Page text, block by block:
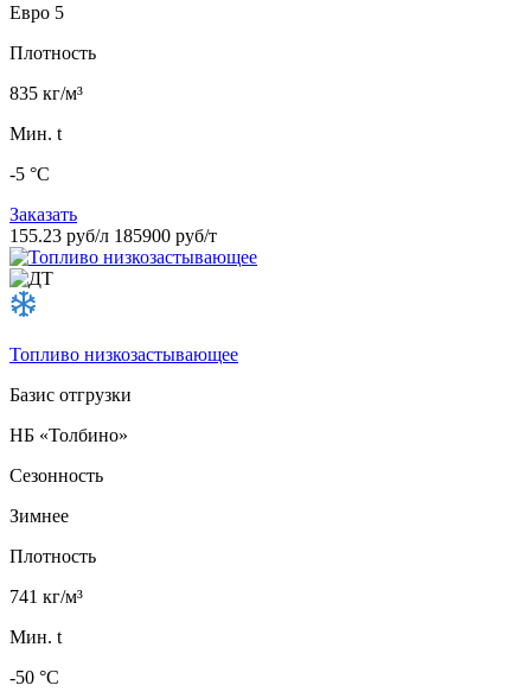
Евро 5
Плотность
835 кг/м³
Мин. t
-5 °C
Заказать
155.23 руб/л 185900 руб/т
Топливо низкозастывающее
Базис отгрузки
НБ «Толбино»
Сезонность
Зимнее
Плотность
741 кг/м³
Мин. t
-50 °C